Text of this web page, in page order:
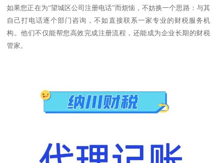
如果您正在为“望城区公司注册电话”而烦恼，不妨换一个思路：与其
自己打电话逐个部门咨询，不如直接联系一家专业的财税服务机
构。他们不仅能帮您高效完成注册流程，还能成为企业长期的财税
管家。